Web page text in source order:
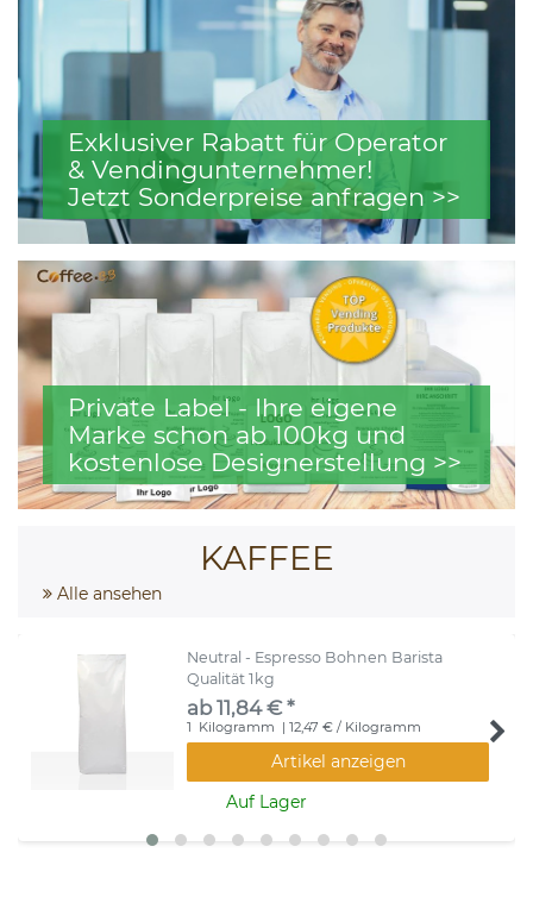
Exklusiver Rabatt für Operator
& Vendingunternehmer!
Jetzt Sonderpreise anfragen >>
Private Label - Ihre eigene
Marke schon ab 100kg und
kostenlose Designerstellung >>
KAFFEE
Alle ansehen
Neutral - Espresso Bohnen Barista
Qualität 1kg
ab 11,84 € *
1 Kilogramm | 12,47 € / Kilogramm
Artikel anzeigen
Auf Lager